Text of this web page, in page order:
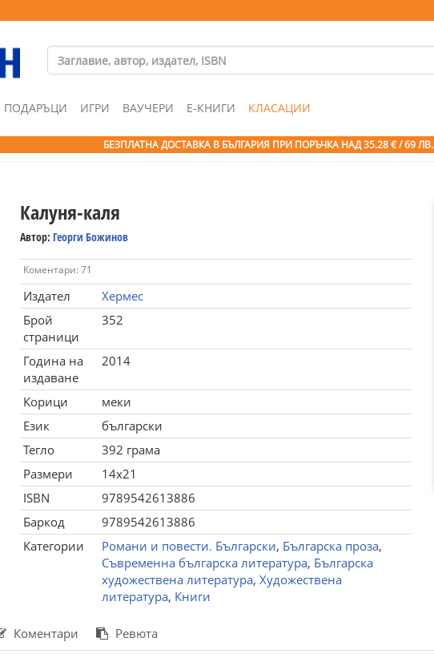
ПОДАРЪЦИ ИГРИ ВАУЧЕРИ Е-КНИГИ КЛАСАЦИИ
БЕЗПЛАТНА ДОСТАВКА В БЪЛГАРИЯ ПРИ ПОРЪЧКА НАД 35.28 € / 69 ЛВ.
Калуня-каля
Автор: Георги Божинов
Коментари: 71
Издател
Хермес
Брой
страници
352
Година на
издаване
2014
Корици
меки
Език
български
Тегло
392 грама
Размери
14x21
ISBN
9789542613886
Баркод
9789542613886
Категории
Романи и повести. Български, Българска проза,
Съвременна българска литература, Българска
художествена литература, Художествена
литература, Книги
Коментари Ревюта